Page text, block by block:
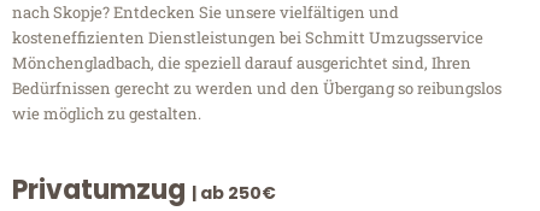
nach Skopje? Entdecken Sie unsere vielfältigen und
kosteneffizienten Dienstleistungen bei Schmitt Umzugsservice
Mönchengladbach, die speziell darauf ausgerichtet sind, Ihren
Bedürfnissen gerecht zu werden und den Übergang so reibungslos
wie möglich zu gestalten.
Privatumzug | ab 250€